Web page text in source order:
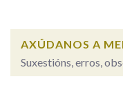
Nos exemplos
AXÚDANOS A
Suxestións, erros,